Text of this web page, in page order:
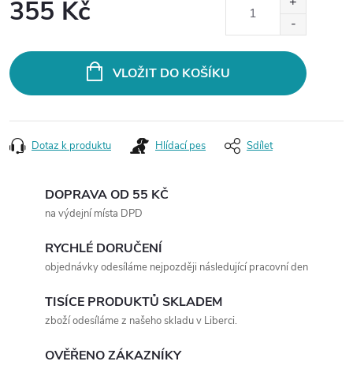
355 Kč
VLOŽIT DO KOŠÍKU
Dotaz k produktu Hlídací pes Sdílet
DOPRAVA OD 55 KČ
na výdejní místa DPD
RYCHLÉ DORUČENÍ
objednávky odesíláme nejpozději následující pracovní den
TISÍCE PRODUKTŮ SKLADEM
zboží odesíláme z našeho skladu v Liberci.
OVĚŘENO ZÁKAZNÍKY